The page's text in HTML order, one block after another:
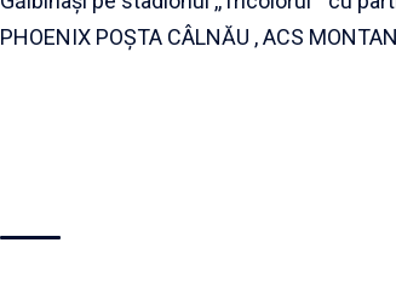
PHOENIX POȘTA CÂLNĂU , ACS